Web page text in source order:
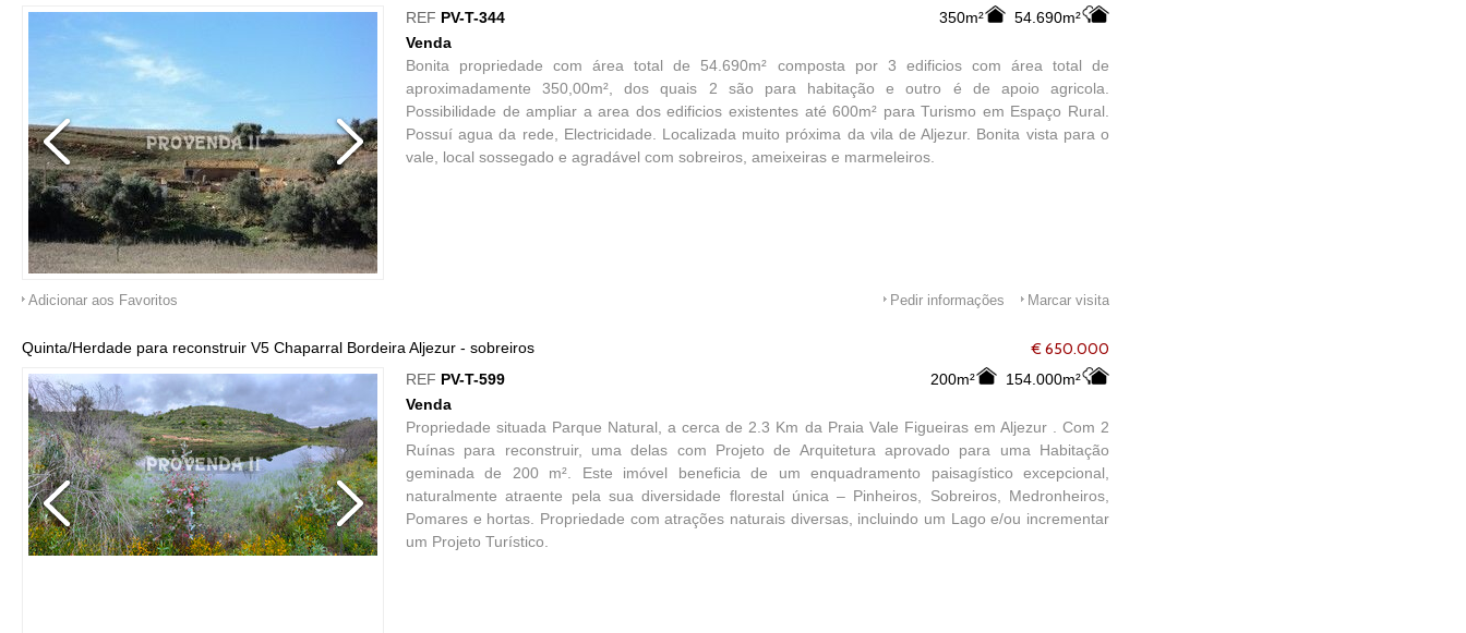
350m²
54.690m²
REF PV-T-344
Venda
Bonita propriedade com área total de 54.690m² composta por 3 edificios com área total de
aproximadamente 350,00m², dos quais 2 são para habitação e outro é de apoio agricola.
Possibilidade de ampliar a area dos edificios existentes até 600m² para Turismo em Espaço Rural.
Possuí agua da rede, Electricidade. Localizada muito próxima da vila de Aljezur. Bonita vista para o
vale, local sossegado e agradável com sobreiros, ameixeiras e marmeleiros.
Adicionar aos Favoritos Marcar visita
Pedir informações
€ 650.000
Quinta/Herdade para reconstruir V5 Chaparral Bordeira Aljezur - sobreiros
200m²
154.000m²
REF PV-T-599
Venda
Propriedade situada Parque Natural, a cerca de 2.3 Km da Praia Vale Figueiras em Aljezur . Com 2
Ruínas para reconstruir, uma delas com Projeto de Arquitetura aprovado para uma Habitação
geminada de 200 m². Este imóvel beneficia de um enquadramento paisagístico excepcional,
naturalmente atraente pela sua diversidade florestal única – Pinheiros, Sobreiros, Medronheiros,
Pomares e hortas. Propriedade com atrações naturais diversas, incluindo um Lago e/ou incrementar
um Projeto Turístico.